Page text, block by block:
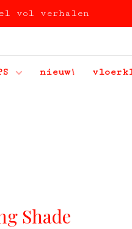
vol verhalen
nieuw!
Shade